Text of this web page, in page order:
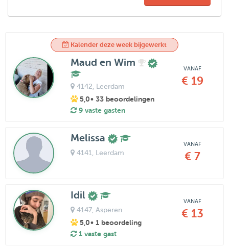
Kalender deze week bijgewerkt
Maud en Wim
4142 , Leerdam
5,0• 33 beoordelingen
9 vaste gasten
VANAF
€ 19
Melissa
4141 , Leerdam
VANAF
€ 7
Idil
4147, Asperen
5,0• 1 beoordeling
1 vaste gast
VANAF
€ 13